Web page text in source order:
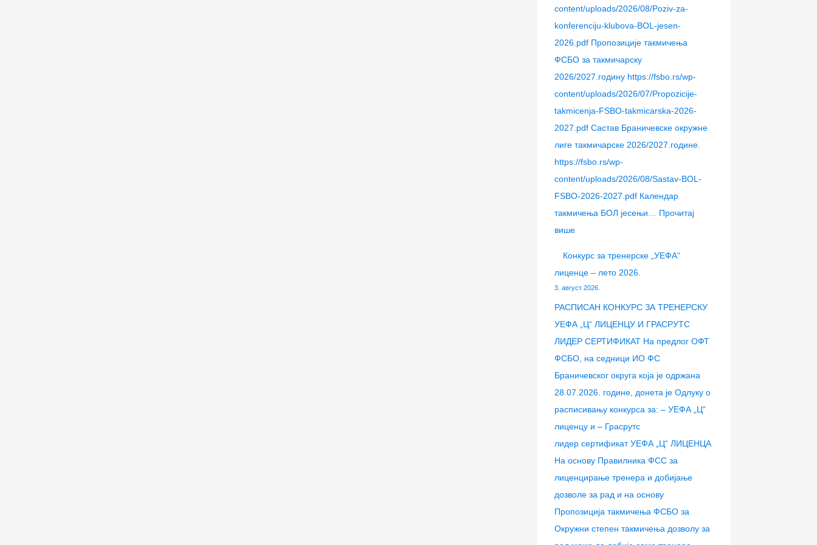
content/uploads/2026/08/Poziv-za-
konferenciju-klubova-BOL-jesen-
2026.pdf Пропозиције такмичења
ФСБО за такмичарску
2026/2027.годину https://fsbo.rs/wp-
content/uploads/2026/07/Propozicije-
takmicenja-FSBO-takmicarska-2026-
2027.pdf Састав Браничевске окружне
лиге такмичарске 2026/2027.године.
https://fsbo.rs/wp-
content/uploads/2026/08/Sastav-BOL-
FSBO-2026-2027.pdf Календар
такмичења БОЛ јесењи… Прочитај
више
Конкурс за тренерске „УЕФА“
лиценце – лето 2026.
3. август 2026.
РАСПИСАН КОНКУРС ЗА ТРЕНЕРСКУ
УЕФА „Ц“ ЛИЦЕНЦУ И ГРАСРУТС
ЛИДЕР СЕРТИФИКАТ На предлог ОФТ
ФСБО, на седници ИО ФС
Браничевског округа која је одржана
28.07.2026. године, донета је Одлуку о
расписивању конкурса за: – УЕФА „Ц“
лиценцу и – Грасрутс
лидер сертификат УЕФА „Ц“ ЛИЦЕНЦА
На основу Правилника ФСС за
лиценцирање тренера и добијање
дозволе за рад и на основу
Пропозиција такмичења ФСБО за
Окружни степен такмичења дозволу за